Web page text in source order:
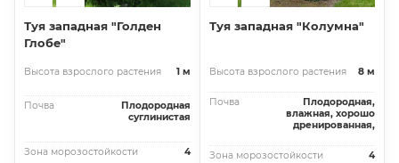
Туя западная "Голден
Глобе"
Высота взрослого растения 1 м
Почва
Плодородная
суглинистая
Зона морозостойкости 4
Туя западная "Колумна"
Высота взрослого растения 8 м
Почва
Плодородная,
влажная, хорошо
дренированная,
Зона морозостойкости 4